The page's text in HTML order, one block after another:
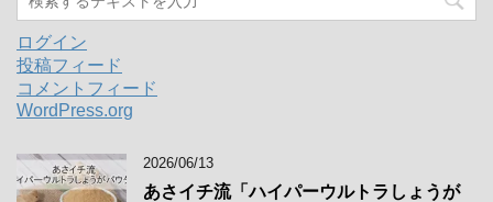
ログイン
投稿フィード
コメントフィード
WordPress.org
2026/06/13
あさイチ流「ハイパーウルトラしょうが